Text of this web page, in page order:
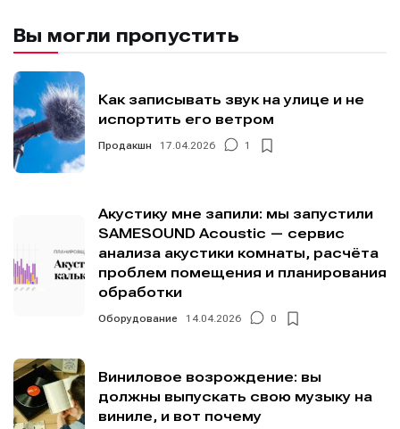
Написание
Исполнение
Написание
Исполнение
Вы могли пропустить
Как записывать звук на улице и не
испортить его ветром
Продакшн 17.04.2026 1
Акустику мне запили: мы запустили
SAMESOUND Acoustic — сервис
анализа акустики комнаты, расчёта
проблем помещения и планирования
обработки
Оборудование 14.04.2026 0
Виниловое возрождение: вы
должны выпускать свою музыку на
виниле, и вот почему